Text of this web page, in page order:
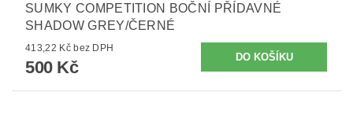
SUMKY COMPETITION BOČNÍ PŘÍDAVNÉ
SHADOW GREY/ČERNÉ
413,22 Kč bez DPH
500 Kč